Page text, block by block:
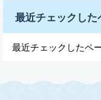
最近チェックした
最近チェックしたペ